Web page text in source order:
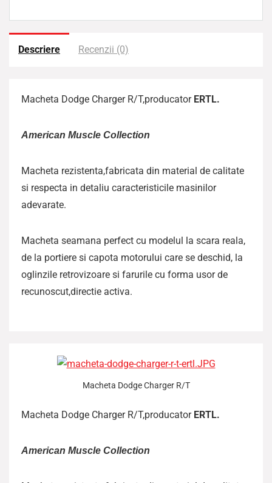
t
Descriere Recenzii (0)
Macheta Dodge Charger R/T,producator ERTL.
American Muscle Collection
Macheta rezistenta,fabricata din material de calitate
si respecta in detaliu caracteristicile masinilor
adevarate.
Macheta seamana perfect cu modelul la scara reala,
de la portiere si capota motorului care se deschid, la
oglinzile retrovizoare si farurile cu forma usor de
recunoscut,directie activa.
Macheta Dodge Charger R/T
Macheta Dodge Charger R/T,producator ERTL.
American Muscle Collection